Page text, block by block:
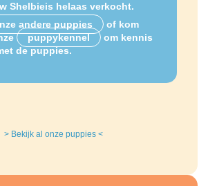
Shelbieis helaas verkocht.
andere puppies
of kom
puppykennel
om kennis
de puppies.
> Bekijk al onze puppies <